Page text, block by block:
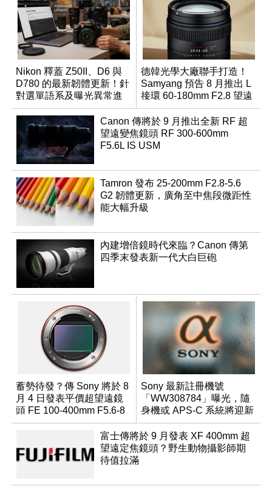
Nikon 釋蓋 Z50II、D6 與
D780 的最新韌體更新！針
對選單語系及曝光異常進
行修復
德韓光學大廠聯手打造！
Samyang 預告 8 月推出 L
接環 60-180mm F2.8 望遠
變焦鏡
Canon 傳將於 9 月推出全新 RF 超
望遠變焦鏡頭 RF 300-600mm
F5.6L IS USM
Tamron 發布 25-200mm F2.8-5.6
G2 韌體更新，廣角至中焦段微距性
能大幅升級
內建增倍鏡時代來臨？Canon 傳第
四季末發表新一代大白巨砲
蓄勢待發？傳 Sony 將於 8
月 4 日發表平價超望遠鏡
頭 FE 100-400mm F5.6-8
Sony 最新註冊機號
「WW308784」曝光，隨
身機或 APS-C 系統將迎新
成員？
富士傳將於 9 月發表 XF 400mm 超
望遠定焦鏡頭？野生動物攝影師期
待值拉滿